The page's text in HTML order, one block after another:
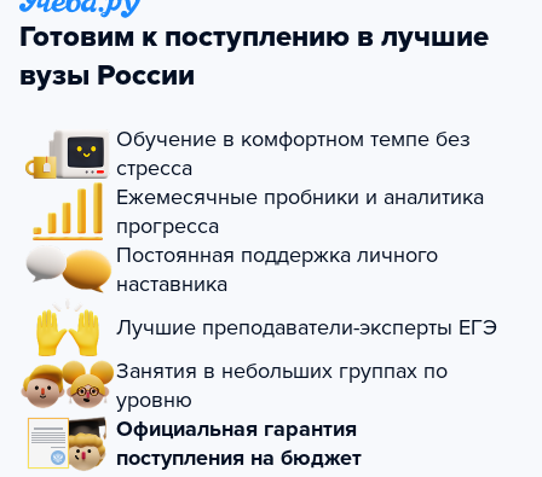
Готовим к поступлению в лучшие
вузы России
Обучение в комфортном темпе без
стресса
Ежемесячные пробники и аналитика
прогресса
Постоянная поддержка личного
наставника
Лучшие преподаватели-эксперты ЕГЭ
Занятия в небольших группах по
уровню
Официальная гарантия
поступления на бюджет